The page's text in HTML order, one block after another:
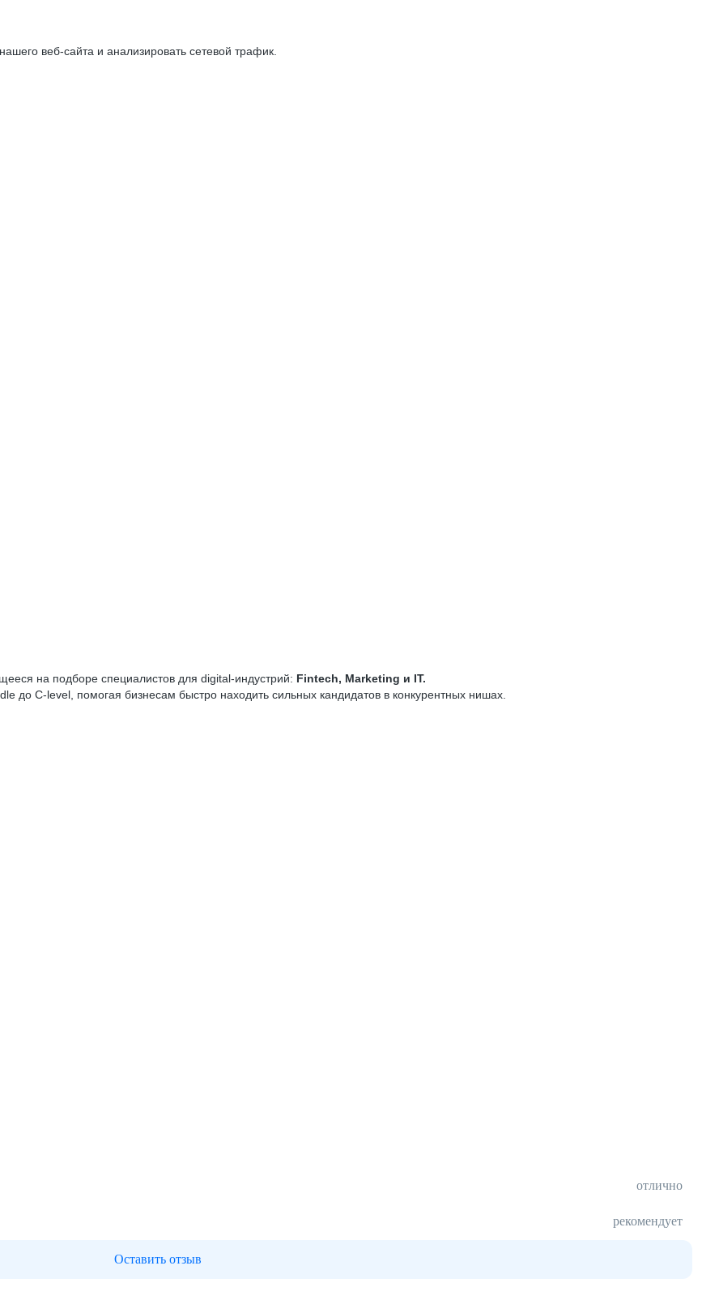
веб-сайта и анализировать сетевой трафик.
на подборе специалистов для digital-индустрий: Fintech, Marketing и IT.
C-level, помогая бизнесам быстро находить сильных кандидатов в конкурентных нишах.
отлично
рекомендует
Оставить отзыв